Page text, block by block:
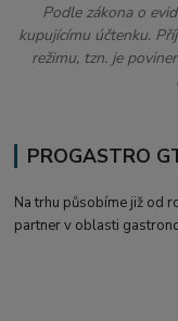
Podle zákona o
kupujícímu účtenku.
režimu, tzn. je
PROGASTRO
Na trhu působíme již od
partner v oblasti